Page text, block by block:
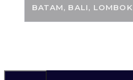
BATAM, BALI, LOMBOK